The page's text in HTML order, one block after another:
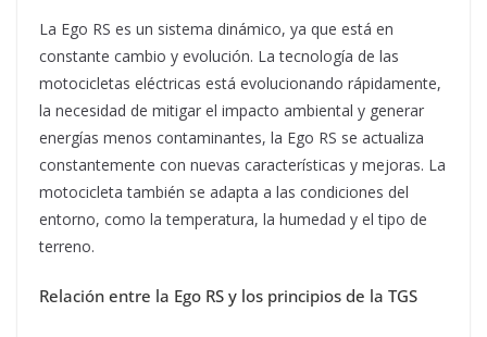
La Ego RS es un sistema dinámico, ya que está en
constante cambio y evolución. La tecnología de las
motocicletas eléctricas está evolucionando rápidamente,
la necesidad de mitigar el impacto ambiental y generar
energías menos contaminantes, la Ego RS se actualiza
constantemente con nuevas características y mejoras. La
motocicleta también se adapta a las condiciones del
entorno, como la temperatura, la humedad y el tipo de
terreno.
Relación entre la Ego RS y los principios de la TGS